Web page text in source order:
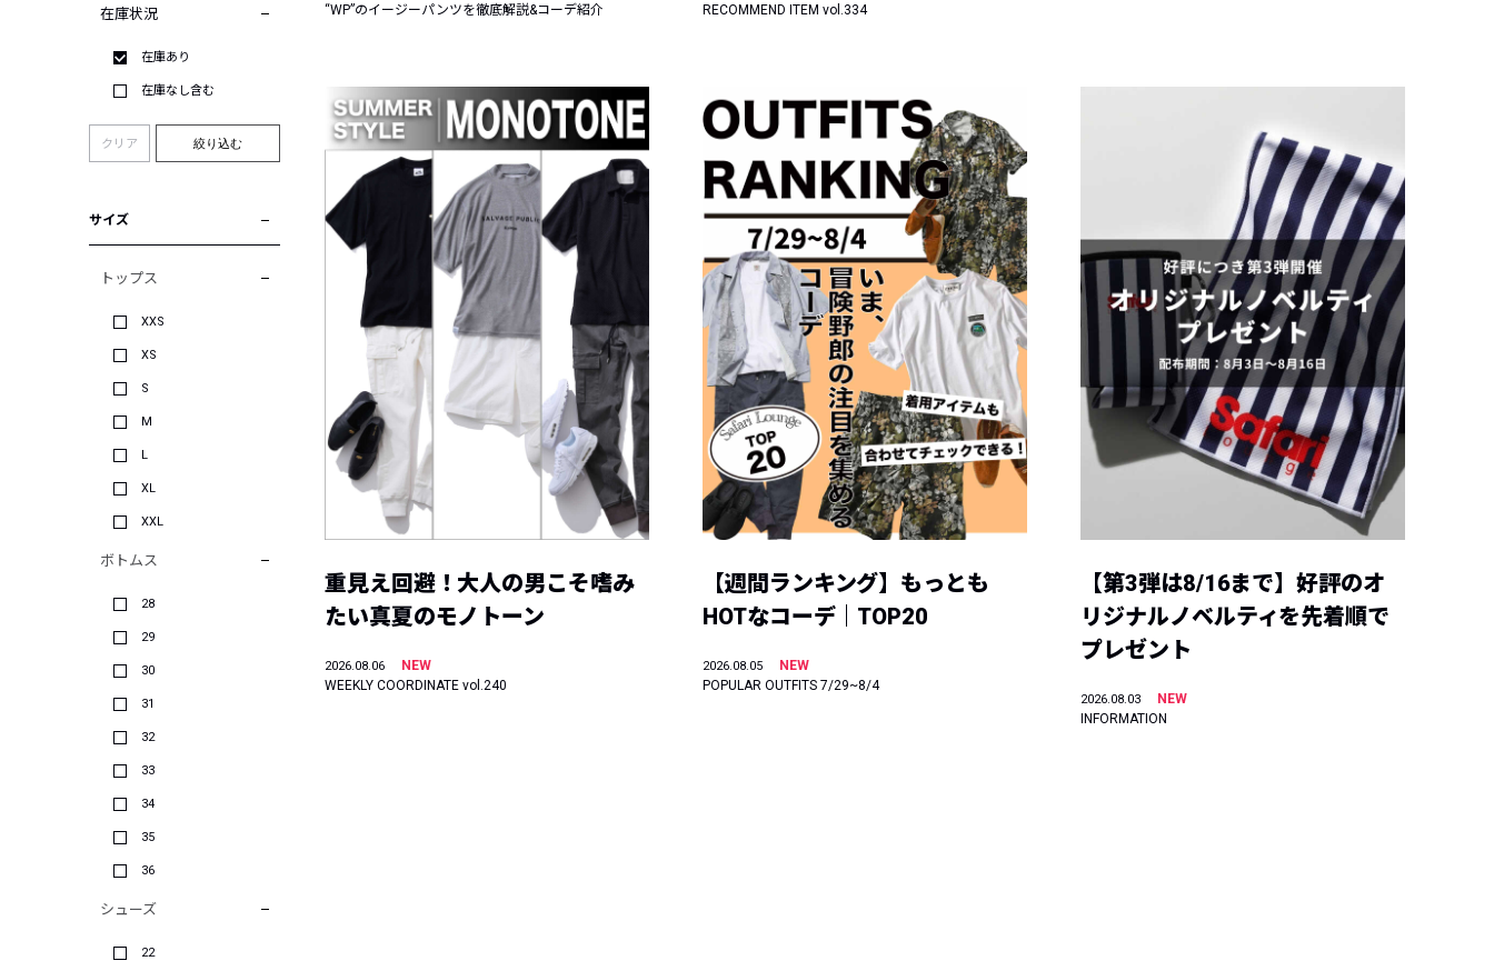
在庫状況
在庫あり
在庫なし含む
クリア 絞り込む
サイズ
トップス
XXS
XS
S
M
L
XL
XXL
ボトムス
28
29
30
31
32
33
34
35
36
シューズ
22
“WP”のイージーパンツを徹底解説&コーデ紹介
RECOMMEND ITEM vol.334
重見え回避！大人の男こそ嗜み
たい真夏のモノトーン
2026.08.06
NEW
WEEKLY COORDINATE vol.240
【週間ランキング】もっとも
HOTなコーデ｜TOP20
2026.08.05
NEW
POPULAR OUTFITS 7/29~8/4
【第3弾は8/16まで】好評のオ
リジナルノベルティを先着順で
プレゼント
2026.08.03
NEW
INFORMATION